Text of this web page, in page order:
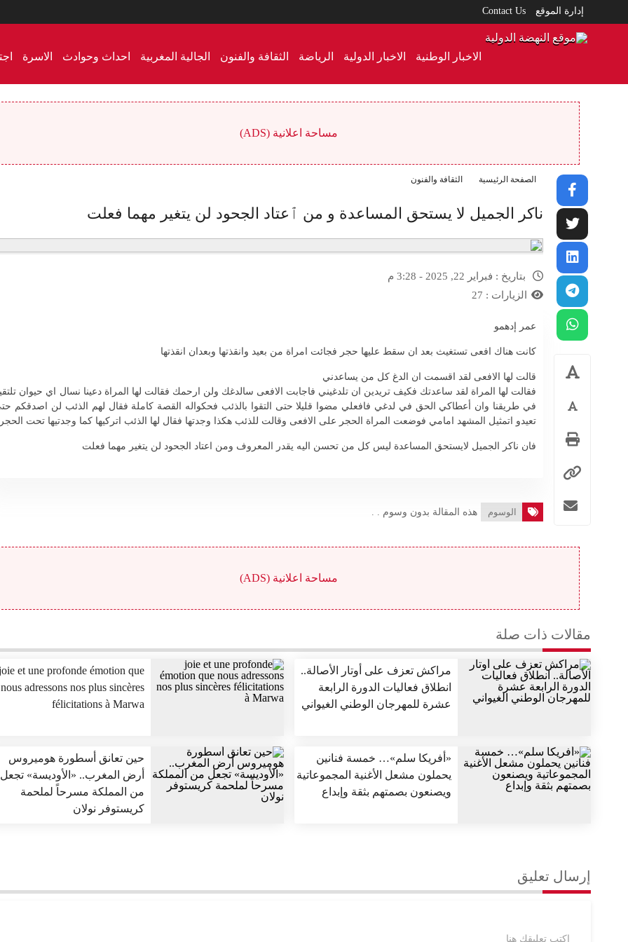
إدارة الموقع Contact Us
الاخبار الوطنية الاخبار الدولية الرياضة الثقافة والفنون الجالية المغربية احداث وحوادث الاسرة
مساحة اعلانية (ADS)
الصفحة الرئيسية الثقافة والفنون
ناكر الجميل لا يستحق المساعدة و من ٱعتاد الجحود لن يتغير مهما فعلت
بتاريخ : فبراير 22, 2025 - 3:28 م
الزيارات : 27
عمر إدهمو
كانت هناك افعى تستغيث بعد ان سقط عليها حجر فجائت امراة من بعيد وانقذتها وبعدان انقذتها
قالت لها الافعى لقد اقسمت ان الدغ كل من يساعدني
فقالت لها المراة لقد ساعدتك فكيف تريدين ان تلدغيني فاجابت الافعى سالدغك ولن ارحمك فقالت لها المراة دعينا نسال اي حيوان
في طريقنا وان أعطاكي الحق في لدغي فافعلي مضوا قليلا حتى التقوا بالذئب فحكواله القصة كاملة فقال لهم الذئب لن اصدقكم
تعيدو اتمثيل المشهد امامي فوضعت المراة الحجر على الافعى وقالت للذئب هكذا وجدتها فقال لها الذئب اتركيها كما وجدتيها تحت الحجر
فان ناكر الجميل لايستحق المساعدة ليس كل من تحسن اليه يقدر المعروف ومن اعتاد الجحود لن يتغير مهما فعلت
الوسوم هذه المقالة بدون وسوم . .
مساحة اعلانية (ADS)
مقالات ذات صلة
مراكش تعزف على أوتار الأصالة..
انطلاق فعاليات الدورة الرابعة
عشرة للمهرجان الوطني الغيواني
et une profonde émotion que
nous adressons nos plus sincères
félicitations à Marwa
«أفريكا سلم»… خمسة فنانين
يحملون مشعل الأغنية المجموعاتية
ويصنعون بصمتهم بثقة وإبداع
حين تعانق أسطورة هوميروس
أرض المغرب.. «الأوديسة» تجعل
من المملكة مسرحاً لملحمة
كريستوفر نولان
إرسال تعليق
اكتب تعليقك هنا